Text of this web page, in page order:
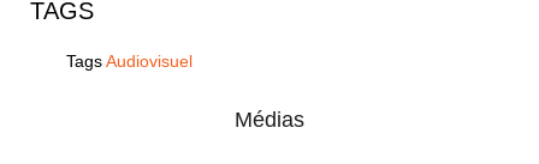
TAGS
TagsAudiovisuel
Médias